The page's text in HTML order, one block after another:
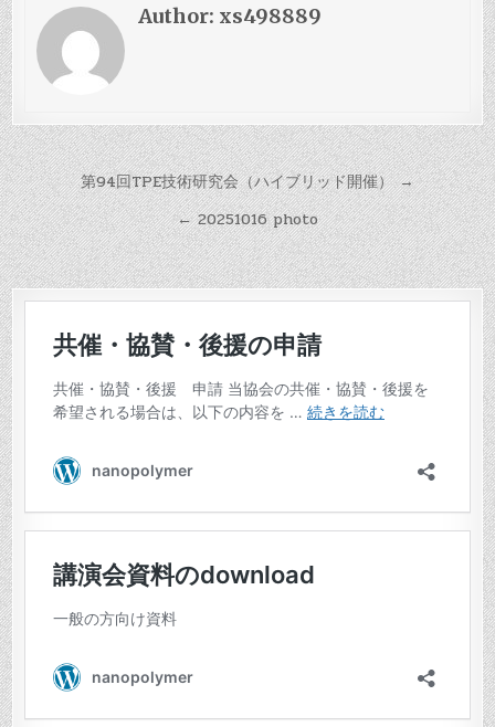
Author: xs498889
投
稿
ナ
ビ
ゲ
ー
シ
ョ
ン
第94回TPE技術研究会（ハイブリッド開催） →
← 20251016 photo